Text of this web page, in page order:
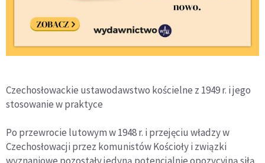
Czechosłowackie ustawodawstwo kościelne z 1949r. i jego
stosowanie w praktyce
Po przewrocie lutowym w 1948 r. i przejęciu władzy w
Czechosłowacji przez komunistów Kościoły i związki